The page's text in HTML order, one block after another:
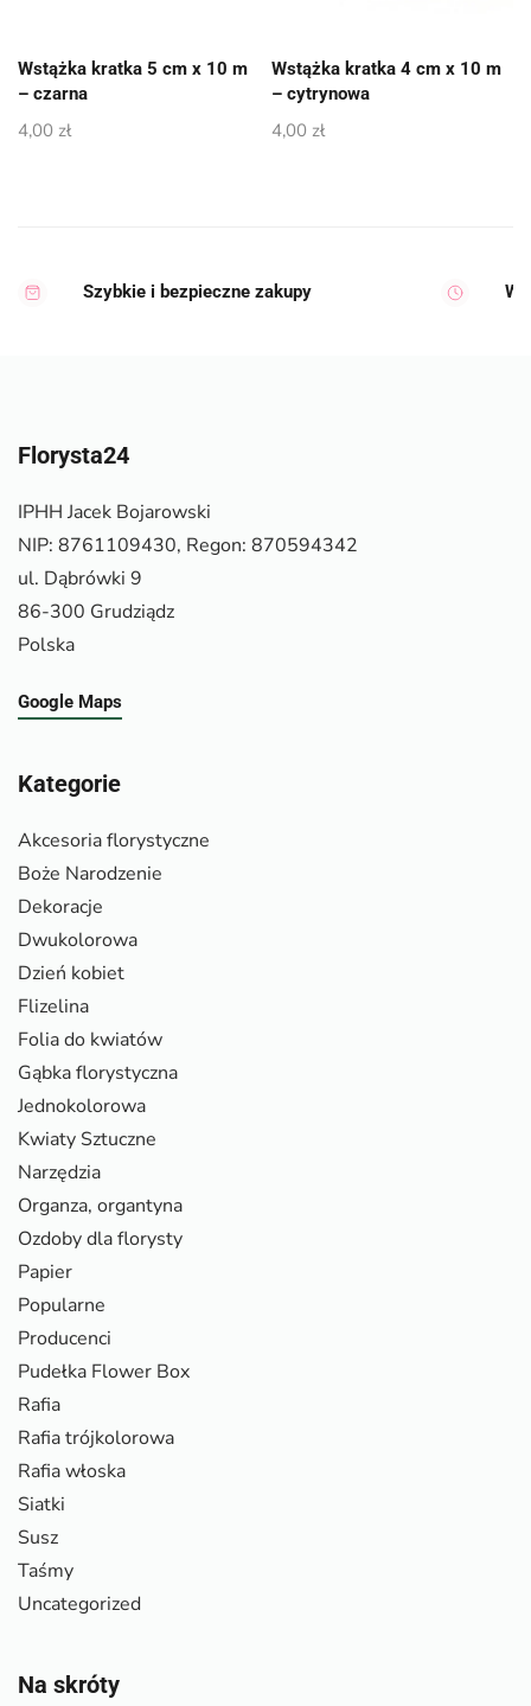
Wstążka kratka 5 cm x 10 m
– czarna
4,00 zł
Wstążka kratka 4 cm x 10 m
– cytrynowa
4,00 zł
Szybkie i bezpieczne zakupy
Florysta24
IPHH Jacek Bojarowski
NIP: 8761109430, Regon: 870594342
ul. Dąbrówki 9
86-300 Grudziądz
Polska
Google Maps
Kategorie
Akcesoria florystyczne
Boże Narodzenie
Dekoracje
Dwukolorowa
Dzień kobiet
Flizelina
Folia do kwiatów
Gąbka florystyczna
Jednokolorowa
Kwiaty Sztuczne
Narzędzia
Organza, organtyna
Ozdoby dla florysty
Papier
Popularne
Producenci
Pudełka Flower Box
Rafia
Rafia trójkolorowa
Rafia włoska
Siatki
Susz
Taśmy
Uncategorized
Na skróty